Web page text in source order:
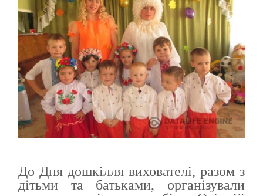
До Дня дошкілля вихователі, разом з
дітьми та батьками, організували